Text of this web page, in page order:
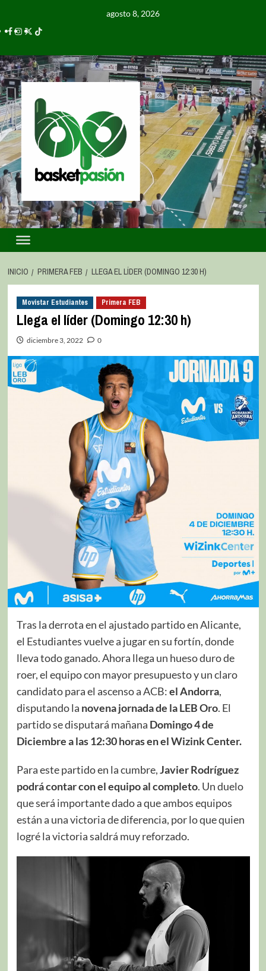
agosto 8, 2026
INICIO PRIMERA FEB LLEGA EL LÍDER (DOMINGO 12:30 H)
Movistar Estudiantes Primera FEB
Llega el líder (Domingo 12:30 h)
diciembre 3, 2022 0
Tras la derrota en el ajustado partido en Alicante,
el Estudiantes vuelve a jugar en su fortín, donde
lleva todo ganado. Ahora llega un hueso duro de
roer, el equipo con mayor presupuesto y un claro
candidato para el ascenso a ACB:el Andorra,
disputando la novena jornada de la LEB Oro. El
partido se disputará mañana Domingo 4 de
Diciembre a las 12:30 horas en el Wizink Center.
Para este partido en la cumbre,Javier Rodríguez
podrá contar con el equipo al completo. Un duelo
que será importante dado a que ambos equipos
están a una victoria de diferencia, por lo que quien
logré la victoria saldrá muy reforzado.